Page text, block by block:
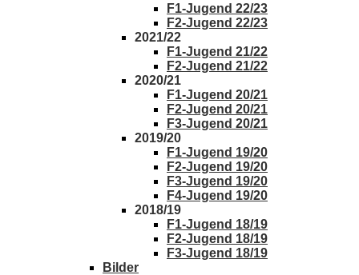
F1-Jugend 22/23
F2-Jugend 22/23
2021/22
F1-Jugend 21/22
F2-Jugend 21/22
2020/21
F1-Jugend 20/21
F2-Jugend 20/21
F3-Jugend 20/21
2019/20
F1-Jugend 19/20
F2-Jugend 19/20
F3-Jugend 19/20
F4-Jugend 19/20
2018/19
F1-Jugend 18/19
F2-Jugend 18/19
F3-Jugend 18/19
Bilder